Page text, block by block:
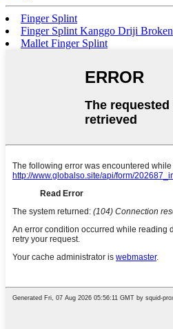
Finger Splint
Finger Splint Kanggo Driji Broken
Mallet Finger Splint